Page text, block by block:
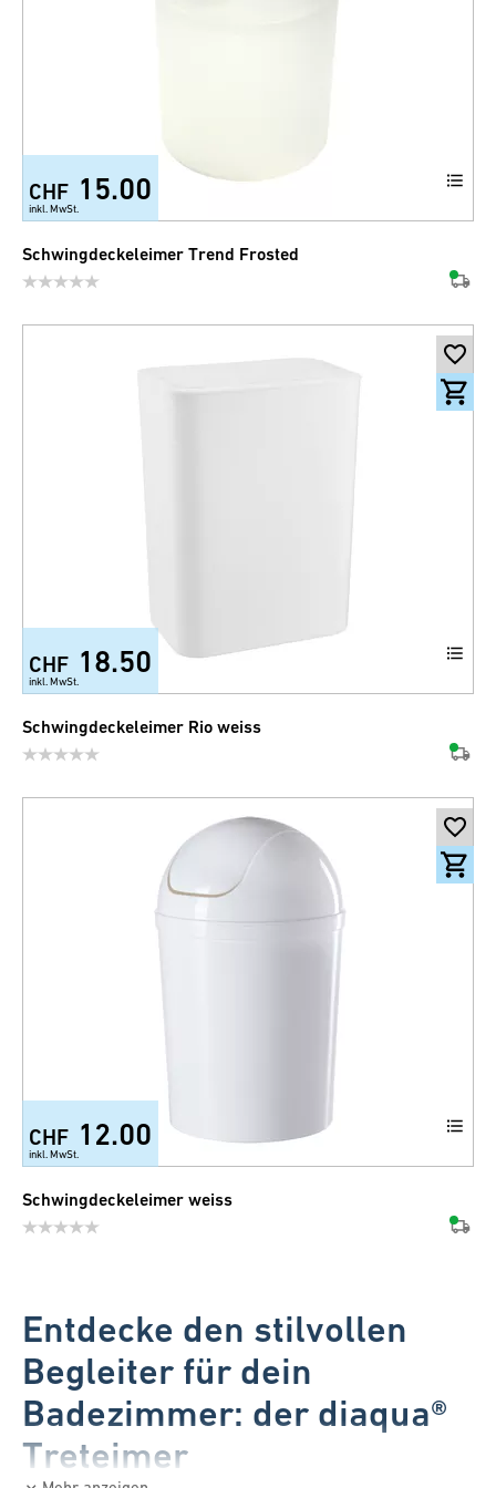
CHF 15.00
inkl. MwSt.
Schwingdeckeleimer Trend Frosted
CHF 18.50
inkl. MwSt.
Schwingdeckeleimer Rio weiss
CHF 12.00
inkl. MwSt.
Schwingdeckeleimer weiss
Entdecke den stilvollen
Begleiter für dein
Badezimmer: der diaqua®
Treteimer